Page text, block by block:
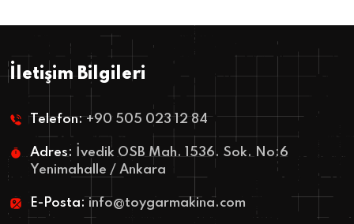
İletişim Bilgileri
Telefon:+90 505 023 12 84
Adres:
İvedik OSB Mah. 1536. Sok. No:6
Yenimahalle / Ankara
E-Posta: info@toygarmakina.com